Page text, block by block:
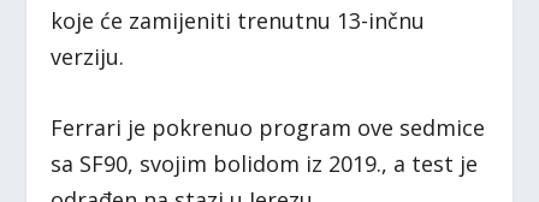
koje će zamijeniti trenutnu 13-inčnu
verziju.
Ferrari je pokrenuo program ove sedmice
sa SF90, svojim bolidom iz 2019., a test je